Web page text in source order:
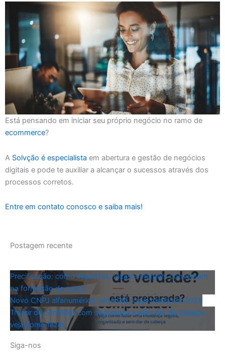
Está pensando em iniciar seu próprio negócio no ramo de
ecommerce?
A Solvção é especialista em abertura e gestão de negócios
digitais e pode te auxiliar a alcançar o sucessos através dos
processos corretos.
Entre em contato conosco e saiba mais!
Postagem recente
Precificação: como impostos, taxas e margem conversam
na formação do preço
Novo CNPJ alfanumérico: entenda o que muda em 2026
Trocar de contador com segurança e sem dor de cabeça:
veja como fazer
Siga-nos